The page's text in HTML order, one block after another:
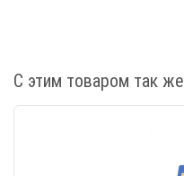
С этим товаром так